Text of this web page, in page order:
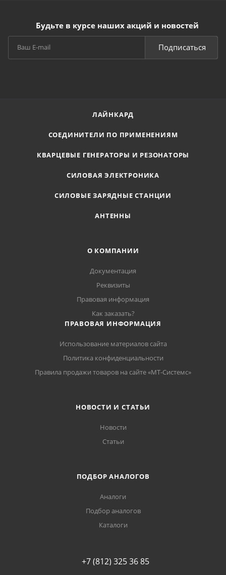
Будьте в курсе наших акций и новостей
Подписаться
ЛАЙНКАРД
СОЕДИНИТЕЛИ ПО ПРИМЕНЕНИЯМ
КВАРЦЕВЫЕ ГЕНЕРАТОРЫ И РЕЗОНАТОРЫ
СИЛОВАЯ ЭЛЕКТРОНИКА
СИЛОВЫЕ ЗАРЯДНЫЕ СТАНЦИИ
АНТЕННЫ
О КОМПАНИИ
Документация
Реквизиты
Правовая информация
Как заказать?
ПРАВОВАЯ ИНФОРМАЦИЯ
Использование материалов сайта
Политика конфиденциальности
Правила продажи товаров на сайте «МТ-Системс»
НОВОСТИ И СТАТЬИ
Новости
Статьи
ПОДБОР АНАЛОГОВ
Аналоги
Подбор аналогов
Каталоги
+7 (812) 325 36 85